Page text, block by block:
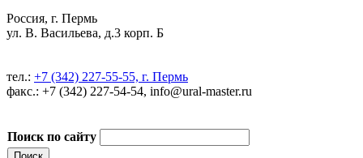
Россия, г. Пермь
ул. В. Васильева, д.3 корп. Б
тел.: +7 (342) 227-55-55, г. Пермь
факс.: +7 (342) 227-54-54, info@ural-master.ru
Поиск по сайту